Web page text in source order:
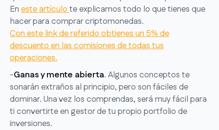
En este artículo te explicamos todo lo que tienes que
hacer para comprar criptomonedas.
Con este link de referido obtienes un 5% de
descuento en las comisiones de todas tus
operaciones.
-Ganas y mente abierta. Algunos conceptos te
sonarán extraños al principio, pero son fáciles de
dominar. Una vez los comprendas, será muy fácil para
ti convertirte en gestor de tu propio portfolio de
inversiones.